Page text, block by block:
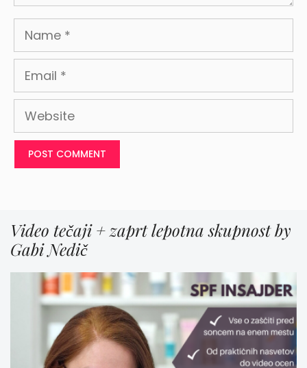
Name
Email
Website
Video tečaji + zaprt lepotna skupnost by
Gabi Nedič